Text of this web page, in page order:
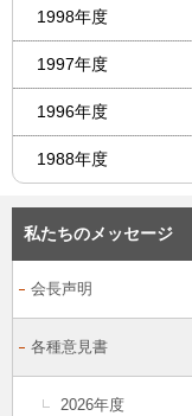
1998年度
1997年度
1996年度
1988年度
私たちのメッセージ
会長声明
各種意見書
2026年度